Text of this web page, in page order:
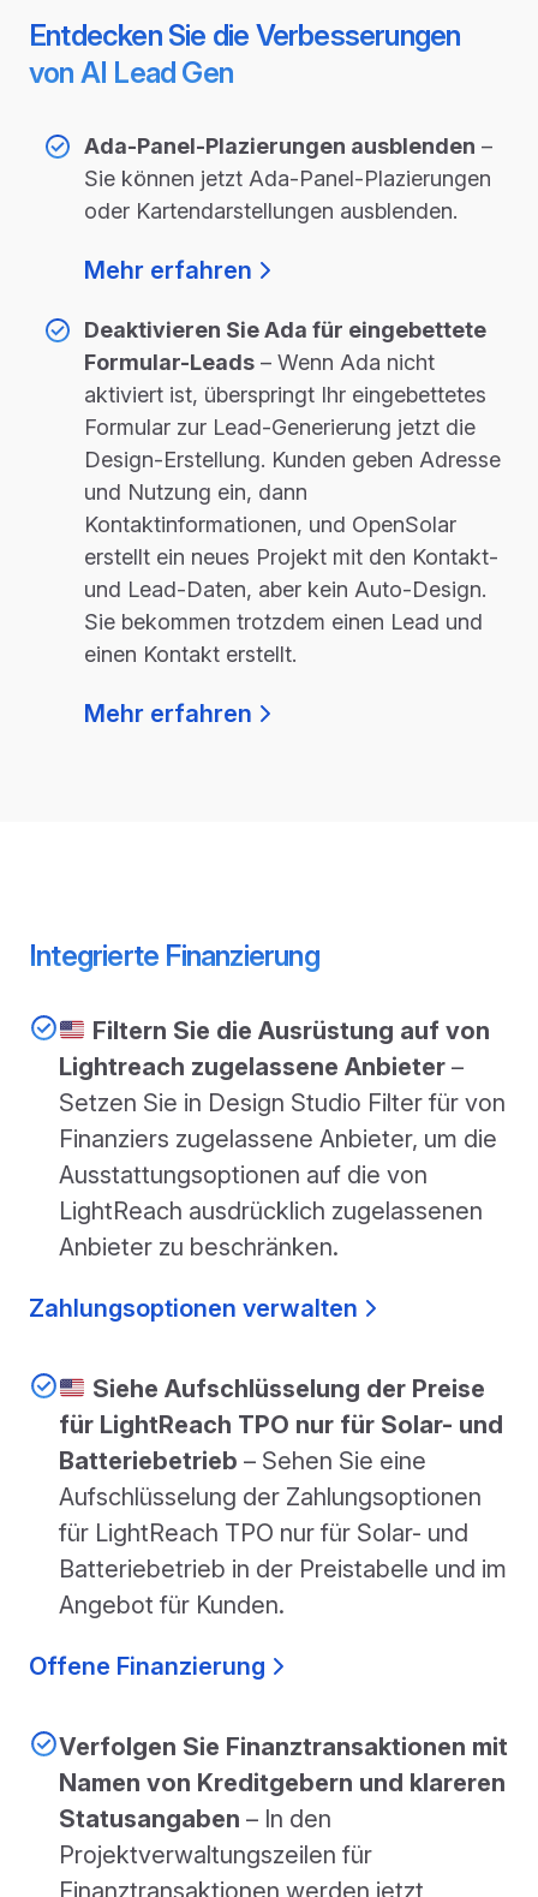
Entdecken Sie die Verbesserungen
von AI Lead Gen
Ada-Panel-Plazierungen ausblenden –
Sie können jetzt Ada-Panel-Plazierungen
oder Kartendarstellungen ausblenden.
Mehr erfahren
Deaktivieren Sie Ada für eingebettete
Formular-Leads – Wenn Ada nicht
aktiviert ist, überspringt Ihr eingebettetes
Formular zur Lead-Generierung jetzt die
Design-Erstellung. Kunden geben Adresse
und Nutzung ein, dann
Kontaktinformationen, und OpenSolar
erstellt ein neues Projekt mit den Kontakt-
und Lead-Daten, aber kein Auto-Design.
Sie bekommen trotzdem einen Lead und
einen Kontakt erstellt.
Mehr erfahren
Integrierte Finanzierung
Filtern Sie die Ausrüstung auf von
Lightreach zugelassene Anbieter –
Setzen Sie in Design Studio Filter für von
Finanziers zugelassene Anbieter, um die
Ausstattungsoptionen auf die von
LightReach ausdrücklich zugelassenen
Anbieter zu beschränken.
Zahlungsoptionen verwalten
Siehe Aufschlüsselung der Preise
für LightReach TPO nur für Solar- und
Batteriebetrieb – Sehen Sie eine
Aufschlüsselung der Zahlungsoptionen
für LightReach TPO nur für Solar- und
Batteriebetrieb in der Preistabelle und im
Angebot für Kunden.
Offene Finanzierung
Verfolgen Sie Finanztransaktionen mit
Namen von Kreditgebern und klareren
Statusangaben – In den
Projektverwaltungszeilen für
Finanztransaktionen werden jetzt